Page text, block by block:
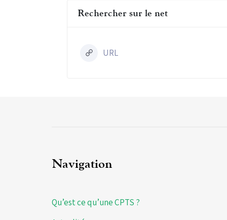
Rechercher sur le net
URL
Navigation
Qu’est ce qu’une CPTS ?